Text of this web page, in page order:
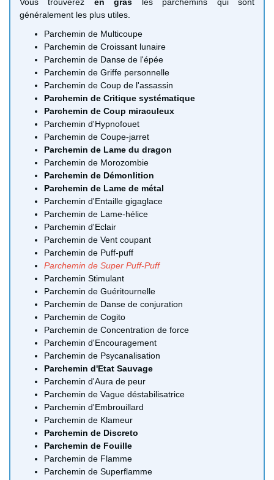
généralement les plus utiles.
Parchemin de Multicoupe
Parchemin de Croissant lunaire
Parchemin de Danse de l'épée
Parchemin de Griffe personnelle
Parchemin de Coup de l'assassin
Parchemin de Critique systématique
Parchemin de Coup miraculeux
Parchemin d'Hypnofouet
Parchemin de Coupe-jarret
Parchemin de Lame du dragon
Parchemin de Morozombie
Parchemin de Démonlition
Parchemin de Lame de métal
Parchemin d'Entaille gigaglace
Parchemin de Lame-hélice
Parchemin d'Eclair
Parchemin de Vent coupant
Parchemin de Puff-puff
Parchemin de Super Puff-Puff
Parchemin Stimulant
Parchemin de Guéritournelle
Parchemin de Danse de conjuration
Parchemin de Cogito
Parchemin de Concentration de force
Parchemin d'Encouragement
Parchemin de Psycanalisation
Parchemin d'Etat Sauvage
Parchemin d'Aura de peur
Parchemin de Vague déstabilisatrice
Parchemin d'Embrouillard
Parchemin de Klameur
Parchemin de Discreto
Parchemin de Fouille
Parchemin de Flamme
Parchemin de Superflamme